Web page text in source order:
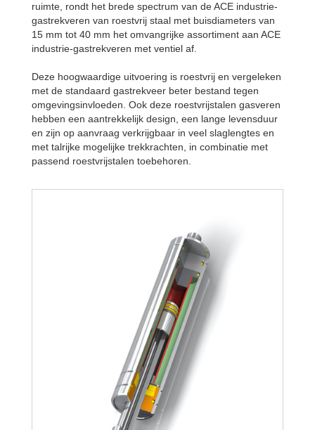
ruimte, rondt het brede spectrum van de ACE industrie-
gastrekveren van roestvrij staal met buisdiameters van
15 mm tot 40 mm het omvangrijke assortiment aan ACE
industrie-gastrekveren met ventiel af.
Deze hoogwaardige uitvoering is roestvrij en vergeleken
met de standaard gastrekveer beter bestand tegen
omgevingsinvloeden. Ook deze roestvrijstalen gasveren
hebben een aantrekkelijk design, een lange levensduur
en zijn op aanvraag verkrijgbaar in veel slaglengtes en
met talrijke mogelijke trekkrachten, in combinatie met
passend roestvrijstalen toebehoren.